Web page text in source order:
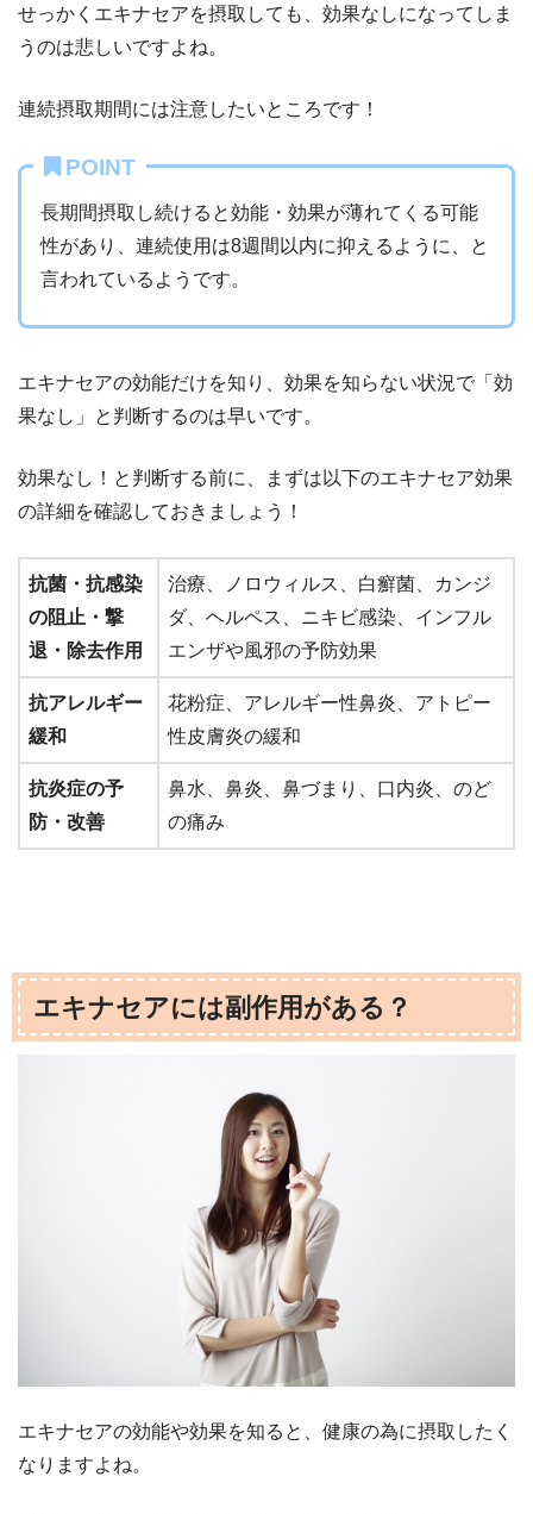
せっかくエキナセアを摂取しても、効果なしになってしま
うのは悲しいですよね。
連続摂取期間には注意したいところです！
POINT
長期間摂取し続けると効能・効果が薄れてくる可能
性があり、連続使用は8週間以内に抑えるように、と
言われているようです。
エキナセアの効能だけを知り、効果を知らない状況で「効
果なし」と判断するのは早いです。
効果なし！と判断する前に、まずは以下のエキナセア効果
の詳細を確認しておきましょう！
抗菌・抗感染
の阻止・撃
退・除去作用
治療、ノロウィルス、白癬菌、カンジ
ダ、ヘルペス、ニキビ感染、インフル
エンザや風邪の予防効果
抗アレルギー
緩和
花粉症、アレルギー性鼻炎、アトピー
性皮膚炎の緩和
抗炎症の予
防・改善
鼻水、鼻炎、鼻づまり、口内炎、のど
の痛み
エキナセアには副作用がある？
エキナセアの効能や効果を知ると、健康の為に摂取したく
なりますよね。